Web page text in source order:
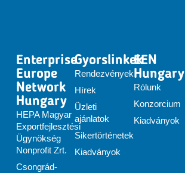
Enterprise
Europe
Network
Hungary
HEPA Magyar
Exportfejlesztési
Ügynökség
Nonprofit Zrt.
Csongrád-
Gyorslinkek
Rendezvények
Hírek
Üzleti
ajánlatok
Sikertörténetek
Kiadványok
EEN
Hungary
Rólunk
Konzorcium
Kiadványok